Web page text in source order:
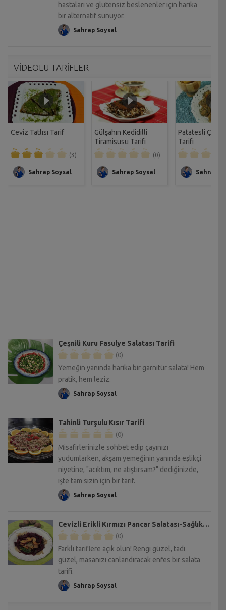
hastaları ve glutensiz beslenenler için harika
bir alternatif sunuyor.
Sahrap Soysal
VİDEOLU TARİFLER
Ceviz Tatlısı Tarif
(3)
Sahrap Soysal
Gülşahın Kedidilli
Tiramisusu Tarifi
(0)
Sahrap Soysal
Patatesli Çıtır
Tarifi
Sahrap
Çeşnili Kuru Fasulye Salatası Tarifi
(0)
Yemeğin yanında harika bir garnitür salata! Hem
pratik, hem leziz.
Sahrap Soysal
Tahinli Turşulu Kısır Tarifi
(0)
Misafirlerinizle sohbet edip çayınızı
yudumlarken, akşam yemeğinin yanında eşlikçi
niyetine, "acıktım, ne atıştırsam?" dediğinizde,
işte tam sizin için bir tarif.
Sahrap Soysal
Cevizli Erikli Kırmızı Pancar Salatası-Sağlıklı Mutfak Tarifi
(0)
Farklı tariflere açık olun! Rengi güzel, tadı
güzel, masanızı canlandıracak enfes bir salata
tarifi.
Sahrap Soysal